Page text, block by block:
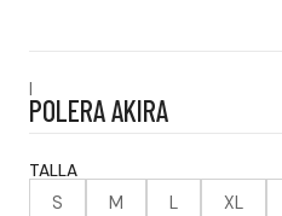
|
POLERA AKIRA
TALLA
S M L XL